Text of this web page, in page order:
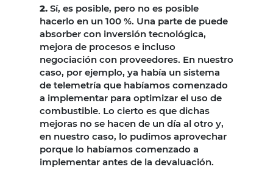
2. Sí, es posible, pero no es posible
hacerlo en un 100 %. Una parte de puede
absorber con inversión tecnológica,
mejora de procesos e incluso
negociación con proveedores. En nuestro
caso, por ejemplo, ya había un sistema
de telemetría que habíamos comenzado
a implementar para optimizar el uso de
combustible. Lo cierto es que dichas
mejoras no se hacen de un día al otro y,
en nuestro caso, lo pudimos aprovechar
porque lo habíamos comenzado a
implementar antes de la devaluación.